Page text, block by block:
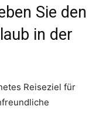
Sie den
in der
Reiseziel für